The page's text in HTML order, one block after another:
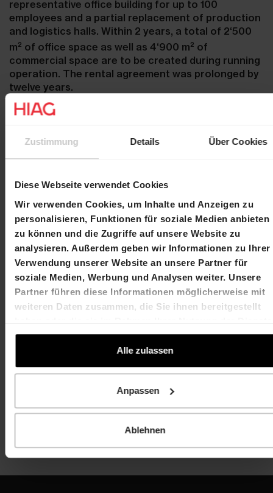
Zustimmung Details Über Cookies
Diese Webseite verwendet Cookies
Wir verwenden Cookies, um Inhalte und Anzeigen zu
personalisieren, Funktionen für soziale Medien anbieten
zu können und die Zugriffe auf unsere Website zu
analysieren. Außerdem geben wir Informationen zu Ihrer
Verwendung unserer Website an unsere Partner für
soziale Medien, Werbung und Analysen weiter. Unsere
Partner führen diese Informationen möglicherweise mit
weiteren Daten zusammen, die Sie ihnen bereitgestellt
gesammelt haben.
Alle zulassen
Anpassen
Ablehnen
representative office building for up to 100
employees and a partial replacement of production
and logistics halls. Within 2 years, a total of 2‘500
m2 of office space as well as 4‘900 m2 of
commercial space are to be created during running
operation. The rental agreement was prolonged by
twelve years.
Contact
T +41 61 606 55 00
martin.durchschlag@hiag.com
T +41 61 606 55 00
HIAG Immobilien Holding AG
Aeschenplatz 7
4052 Basel
investor.relations@hiag.com
www.hiag.com